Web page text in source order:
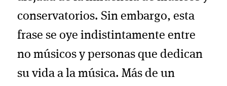
conservatorios. Sin embargo, esta
frase se oye indistintamente entre
no músicos y personas que dedican
su vida a la música. Más de un